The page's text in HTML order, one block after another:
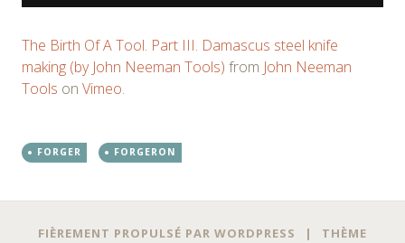
The Birth Of A Tool. Part III. Damascus steel knife
making (by John Neeman Tools) from John Neeman
Tools on Vimeo.
FORGER FORGERON
FIÈREMENT PROPULSÉ PAR WORDPRESS | THÈME